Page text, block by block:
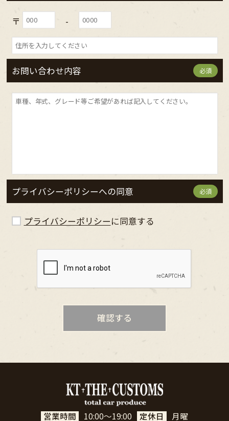
〒 -
お問い合わせ内容 必須
プライバシーポリシーへの同意 必須
プライバシーポリシーに同意する
営業時間 10:00～19:00 定休日 月曜